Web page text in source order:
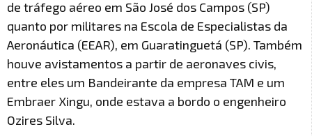
de tráfego aéreo em São José dos Campos (SP)
quanto por militares na Escola de Especialistas da
Aeronáutica (EEAR), em Guaratinguetá (SP). Também
houve avistamentos a partir de aeronaves civis,
entre eles um Bandeirante da empresa TAM e um
Embraer Xingu, onde estava a bordo o engenheiro
Ozires Silva.